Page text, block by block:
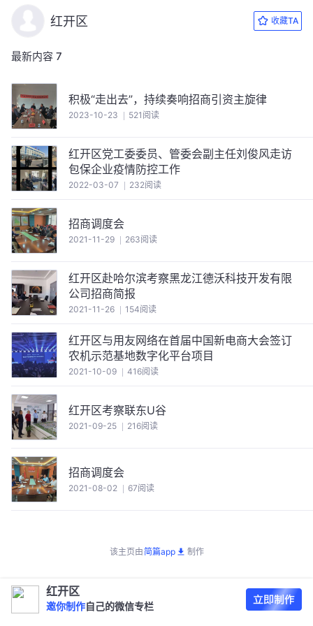
红开区 收藏TA
最新内容 7
积极“走出去”，持续奏响招商引资主旋律
2023-10-23 521阅读
红开区党工委委员、管委会副主任刘俊风走访
包保企业疫情防控工作
2022-03-07 232阅读
招商调度会
2021-11-29 263阅读
红开区赴哈尔滨考察黑龙江德沃科技开发有限
公司招商简报
2021-11-26 154阅读
红开区与用友网络在首届中国新电商大会签订
农机示范基地数字化平台项目
2021-10-09 416阅读
红开区考察联东U谷
2021-09-25 216阅读
招商调度会
2021-08-02 67阅读
该主页由简篇app 制作
红开区
邀你制作 自己的微信专栏